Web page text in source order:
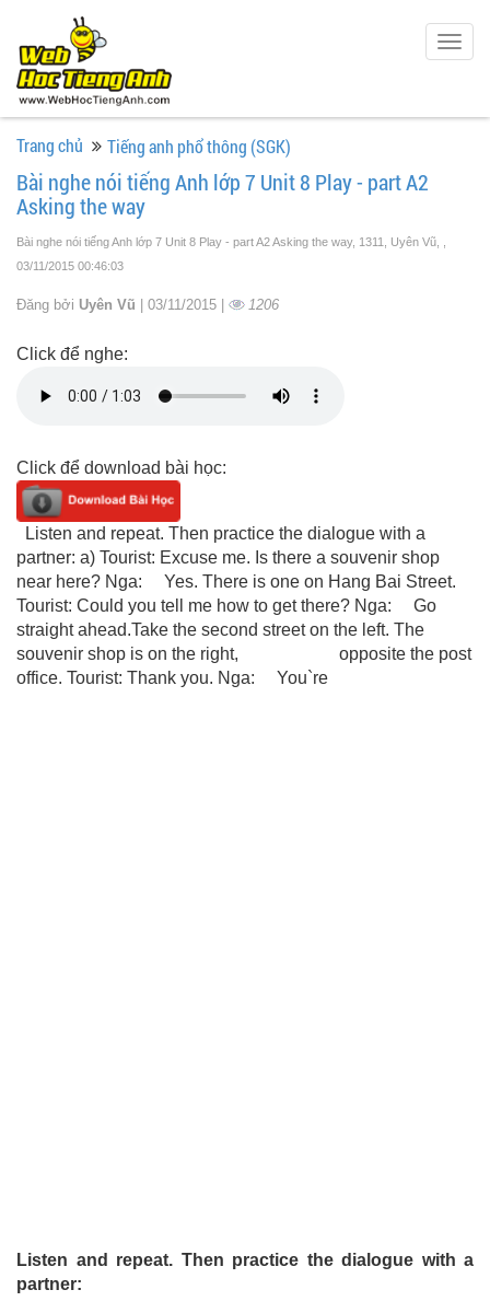
Trang chủ Tiếng anh phổ thông (SGK)
Bài nghe nói tiếng Anh lớp 7 Unit 8 Play - part A2
Asking the way
Bài nghe nói tiếng Anh lớp 7 Unit 8 Play - part A2 Asking the way, 1311, Uyên Vũ,
03/11/2015 00:46:03
Đăng bởi Uyên Vũ | 03/11/2015 | 1206
Click để nghe:
Click để download bài học:
Listen and repeat. Then practice the dialogue with a
partner: a) Tourist: Excuse me. Is there a souvenir shop
near here? Nga: Yes. There is one on Hang Bai Street.
Tourist: Could you tell me how to get there? Nga: Go
straight ahead.Take the second street on the left. The
souvenir shop is on the right, opposite the post
office. Tourist: Thank you. Nga: You`re
Listen and repeat. Then practice the dialogue with a
partner: